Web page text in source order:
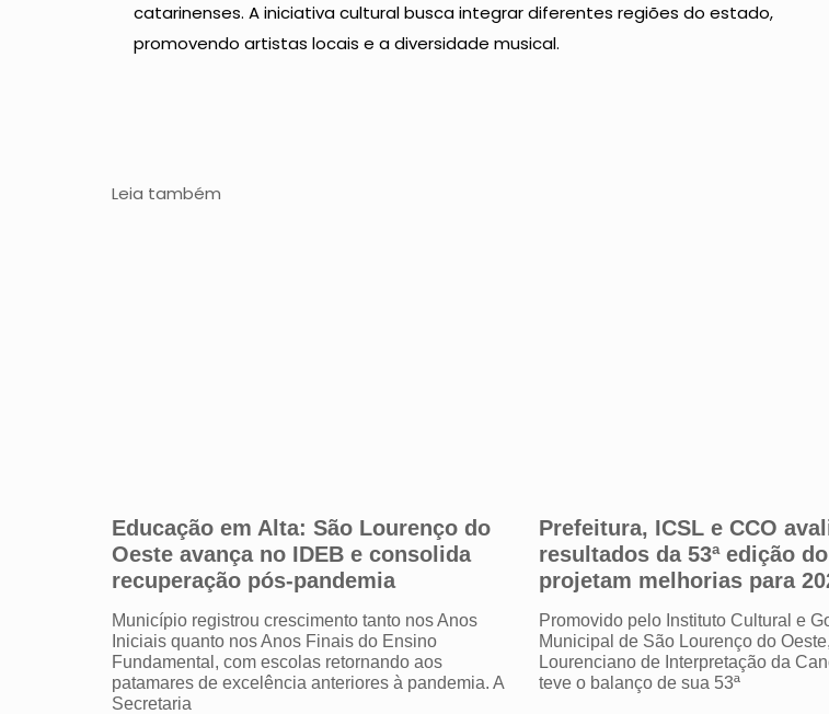
catarinenses. A iniciativa cultural busca integrar diferentes regiões do estado,
promovendo artistas locais e a diversidade musical.
Leia também
Educação em Alta: São Lourenço do
Oeste avança no IDEB e consolida
recuperação pós-pandemia
Município registrou crescimento tanto nos Anos
Iniciais quanto nos Anos Finais do Ensino
Fundamental, com escolas retornando aos
patamares de excelência anteriores à pandemia. A
Secretaria
Prefeitura, ICSL e CCO
resultados da 53ª edição
projetam melhorias para
Promovido pelo Instituto Cultural e
Municipal de São Lourenço do
Lourenciano de Interpretação da
teve o balanço de sua 53ª